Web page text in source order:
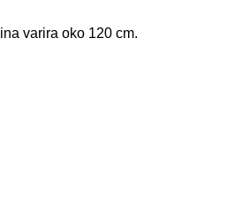
varira oko 120 cm.